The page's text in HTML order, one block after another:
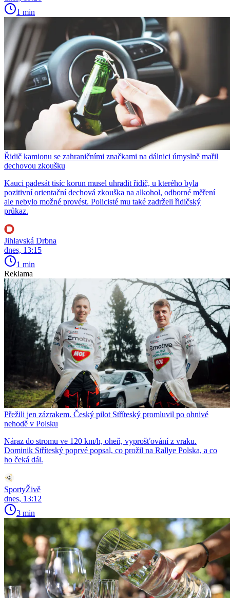
1 min
Řidič kamionu se zahraničními značkami na dálnici úmyslně mařil
dechovou zkoušku
Kauci padesát tisíc korun musel uhradit řidič, u kterého byla
pozitivní orientační dechová zkouška na alkohol, odborné měření
ale nebylo možné provést. Policisté mu také zadrželi řidičský
průkaz.
Jihlavská Drbna
dnes, 13:15
1 min
Reklama
Přežili jen zázrakem. Český pilot Stříteský promluvil po ohnivé
nehodě v Polsku
Náraz do stromu ve 120 km/h, oheň, vyprošťování z vraku.
Dominik Stříteský poprvé popsal, co prožil na Rallye Polska, a co
ho čeká dál.
SportyŽivě
dnes, 13:12
3 min